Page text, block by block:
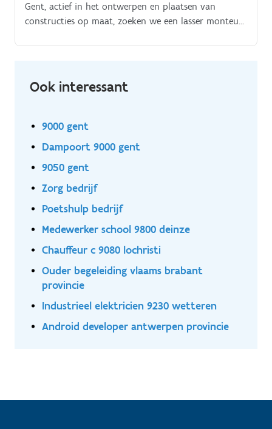
Gent, actief in het ontwerpen en plaatsen van
constructies op maat, zoeken we een lasser monteur
Ook interessant
9000 gent
Dampoort 9000 gent
9050 gent
Zorg bedrijf
Poetshulp bedrijf
Medewerker school 9800 deinze
Chauffeur c 9080 lochristi
Ouder begeleiding vlaams brabant
provincie
Industrieel elektricien 9230 wetteren
Android developer antwerpen provincie